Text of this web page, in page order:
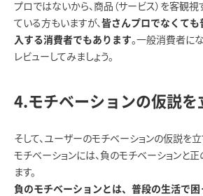
プロではないから、商品（サービス）を客観
ている方もいますが、皆さんプロでなくて
入する消費者でもあります。一般消費者に
レビューしてみましょう。
4.モチベーションの仮説を
そして、ユーザーのモチベーションの仮説を立
モチベーションには、負のモチベーションと
ます。
負のモチベーションとは、普段の生活で